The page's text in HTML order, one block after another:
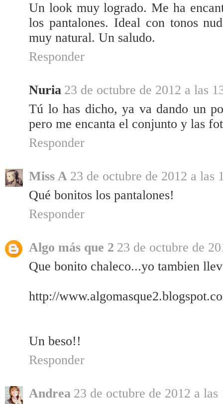
Un look muy logrado. Me ha
los pantalones. Ideal con tonos
muy natural. Un saludo.
Responder
Nuria 23 de octubre de 2012 a las
Tú lo has dicho, ya va dando un
pero me encanta el conjunto y las
Responder
Miss A 23 de octubre de 2012 a las
Qué bonitos los pantalones!
Responder
Algo más que 2 23 de octubre de
Que bonito chaleco...yo tambien
http://
Un beso!!
Responder
Andrea 23 de octubre de 2012 a las